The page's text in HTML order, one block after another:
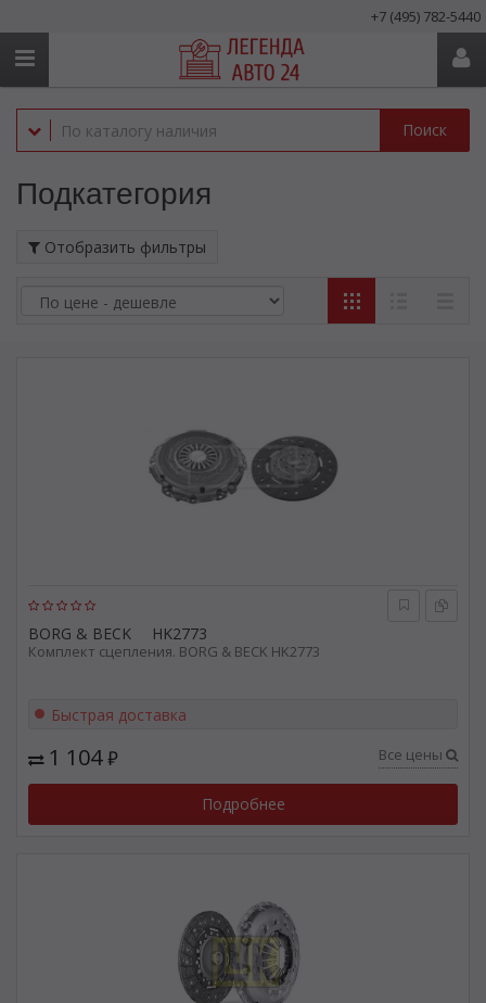
+7 (495) 782-5440
Поиск
Подкатегория
Отобразить фильтры
BORG & BECK HK2773
Комплект сцепления. BORG & BECK HK2773
Быстрая доставка
1 104₽ Все цены
Подробнее